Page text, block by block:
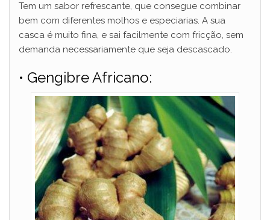
Tem um sabor refrescante, que consegue combinar
bem com diferentes molhos e especiarias. A sua
casca é muito fina, e sai facilmente com fricção, sem
demanda necessariamente que seja descascado.
• Gengibre Africano: